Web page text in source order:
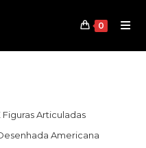
0
Figuras Articuladas
Americana